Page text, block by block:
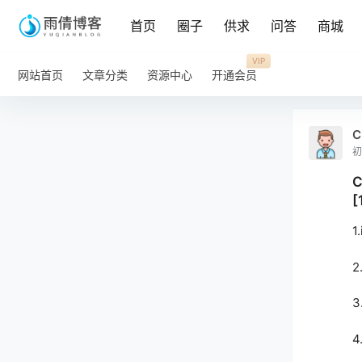
首页 圈子 供求 问答 商城
网站首页 文章分类 资源中心 开通会员
VIP